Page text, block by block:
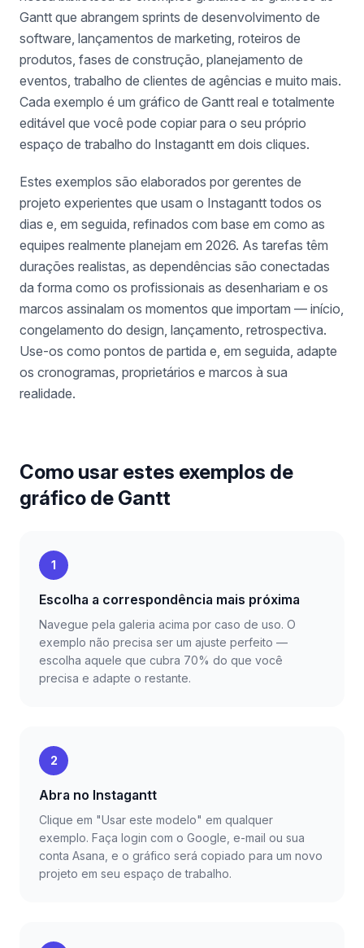
Gantt que abrangem sprints de desenvolvimento de
software, lançamentos de marketing, roteiros de
produtos, fases de construção, planejamento de
eventos, trabalho de clientes de agências e muito mais.
Cada exemplo é um gráfico de Gantt real e totalmente
editável que você pode copiar para o seu próprio
espaço de trabalho do Instagantt em dois cliques.
Estes exemplos são elaborados por gerentes de
projeto experientes que usam o Instagantt todos os
dias e, em seguida, refinados com base em como as
equipes realmente planejam em 2026. As tarefas têm
durações realistas, as dependências são conectadas
da forma como os profissionais as desenhariam e os
marcos assinalam os momentos que importam — início,
congelamento do design, lançamento, retrospectiva.
Use-os como pontos de partida e, em seguida, adapte
os cronogramas, proprietários e marcos à sua
realidade.
Como usar estes exemplos de
gráfico de Gantt
1
Escolha a correspondência mais próxima
Navegue pela galeria acima por caso de uso. O
exemplo não precisa ser um ajuste perfeito —
escolha aquele que cubra 70% do que você
precisa e adapte o restante.
2
Abra no Instagantt
Clique em "Usar este modelo" em qualquer
exemplo. Faça login com o Google, e-mail ou sua
conta Asana, e o gráfico será copiado para um novo
projeto em seu espaço de trabalho.